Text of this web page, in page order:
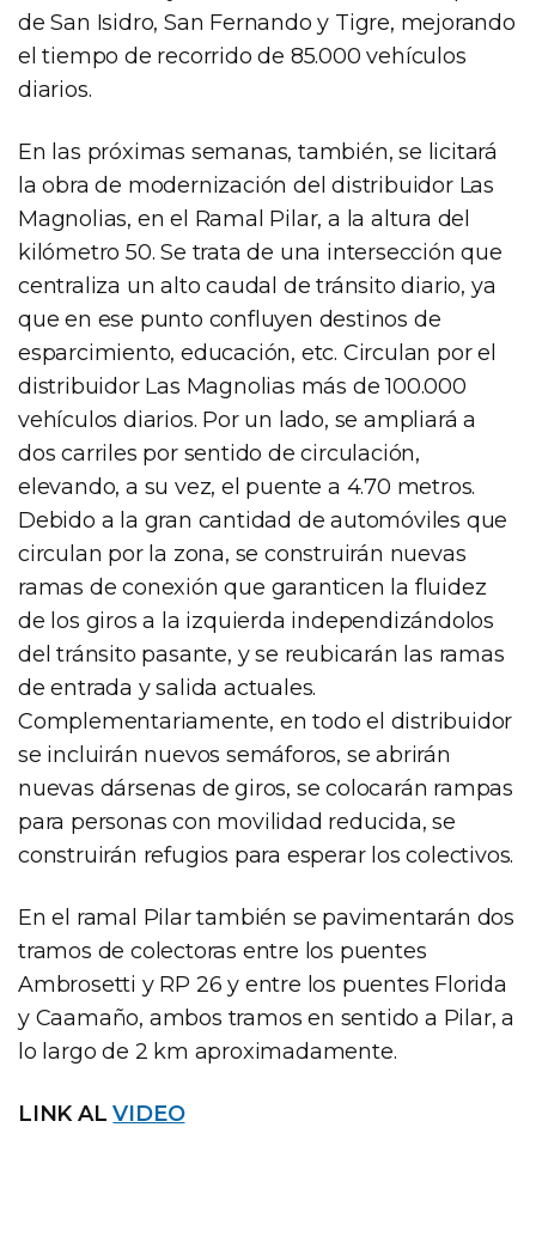
de San Isidro, San Fernando y Tigre, mejorando
el tiempo de recorrido de 85.000 vehículos
diarios.
En las próximas semanas, también, se licitará
la obra de modernización del distribuidor Las
Magnolias, en el Ramal Pilar, a la altura del
kilómetro 50. Se trata de una intersección que
centraliza un alto caudal de tránsito diario, ya
que en ese punto confluyen destinos de
esparcimiento, educación, etc. Circulan por el
distribuidor Las Magnolias más de 100.000
vehículos diarios. Por un lado, se ampliará a
dos carriles por sentido de circulación,
elevando, a su vez, el puente a 4.70 metros.
Debido a la gran cantidad de automóviles que
circulan por la zona, se construirán nuevas
ramas de conexión que garanticen la fluidez
de los giros a la izquierda independizándolos
del tránsito pasante, y se reubicarán las ramas
de entrada y salida actuales.
Complementariamente, en todo el distribuidor
se incluirán nuevos semáforos, se abrirán
nuevas dársenas de giros, se colocarán rampas
para personas con movilidad reducida, se
construirán refugios para esperar los colectivos.
En el ramal Pilar también se pavimentarán dos
tramos de colectoras entre los puentes
Ambrosetti y RP 26 y entre los puentes Florida
y Caamaño, ambos tramos en sentido a Pilar, a
lo largo de 2 km aproximadamente.
LINK ALVIDEO